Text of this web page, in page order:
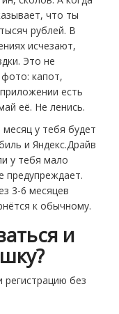
что ты
рублей. В
исчезают,
Это не
капот,
есть
её. Не ленись.
у тебя будет
и Яндекс.Драйв
у тебя мало
предупреждает.
3-6 месяцев
к обычному.
и
регистрацию без